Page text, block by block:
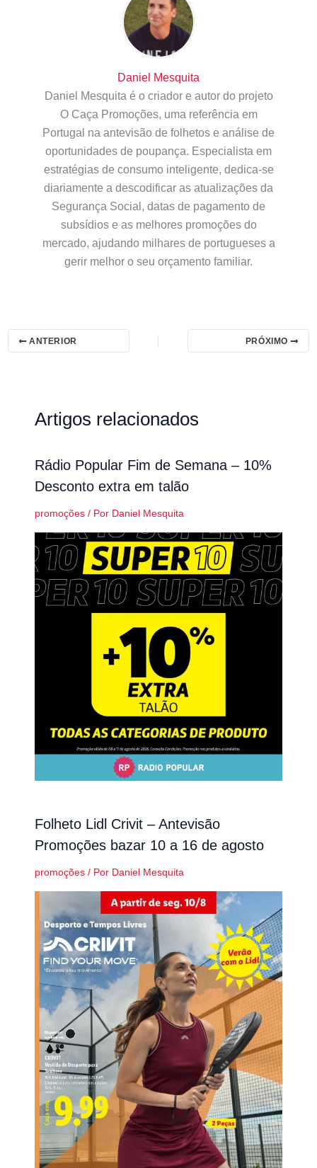
Daniel Mesquita
Daniel Mesquita é o criador e autor do projeto
O Caça Promoções, uma referência em
Portugal na antevisão de folhetos e análise de
oportunidades de poupança. Especialista em
estratégias de consumo inteligente, dedica-se
diariamente a descodificar as atualizações da
Segurança Social, datas de pagamento de
subsídios e as melhores promoções do
mercado, ajudando milhares de portugueses a
gerir melhor o seu orçamento familiar.
ANTERIOR PRÓXIMO
Artigos relacionados
Rádio Popular Fim de Semana – 10%
Desconto extra em talão
promoções/ Por Daniel Mesquita
Folheto Lidl Crivit – Antevisão
Promoções bazar 10 a 16 de agosto
promoções/ Por Daniel Mesquita